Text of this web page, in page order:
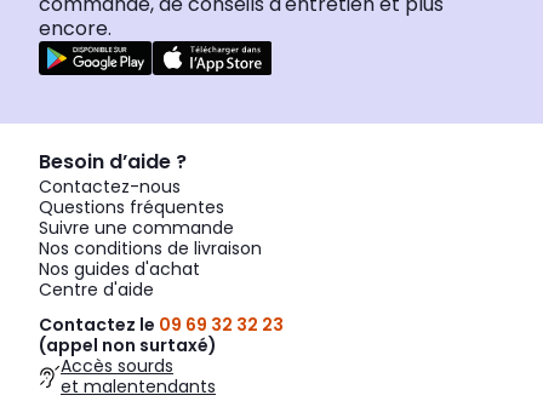
encore.
Besoin d’aide ?
Contactez-nous
Questions fréquentes
Suivre une commande
Nos conditions de livraison
Nos guides d'achat
Centre d'aide
Contactez le 09 69 32 32 23
(appel non surtaxé)
Accès sourds
et malentendants